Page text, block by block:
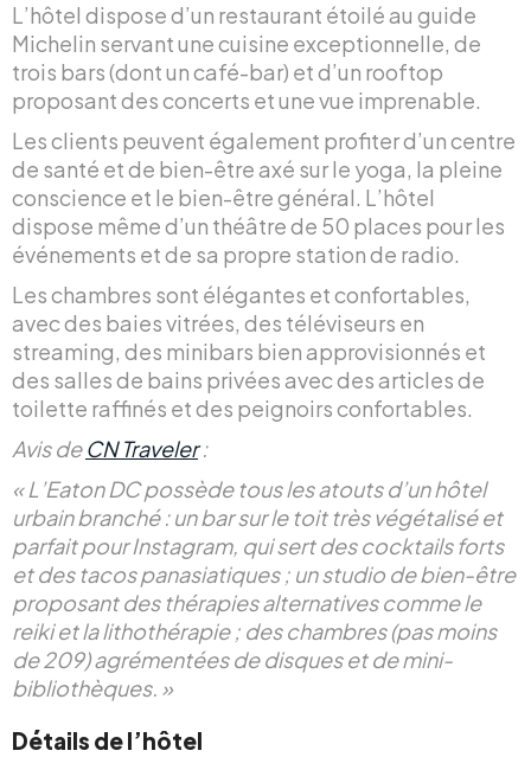
L’hôtel dispose d’un restaurant étoilé au guide
Michelin servant une cuisine exceptionnelle, de
trois bars (dont un café-bar) et d’un rooftop
proposant des concerts et une vue imprenable.
Les clients peuvent également profiter d’un centre
de santé et de bien-être axé sur le yoga, la pleine
conscience et le bien-être général. L’hôtel
dispose même d’un théâtre de 50 places pour les
événements et de sa propre station de radio.
Les chambres sont élégantes et confortables,
avec des baies vitrées, des téléviseurs en
streaming, des minibars bien approvisionnés et
des salles de bains privées avec des articles de
toilette raffinés et des peignoirs confortables.
Avis deCN Traveler:
« L’Eaton DC possède tous les atouts d’un hôtel
urbain branché : un bar sur le toit très végétalisé et
parfait pour Instagram, qui sert des cocktails forts
et des tacos panasiatiques ; un studio de bien-être
proposant des thérapies alternatives comme le
reiki et la lithothérapie ; des chambres (pas moins
de 209) agrémentées de disques et de mini-
bibliothèques. »
Détails de l’hôtel